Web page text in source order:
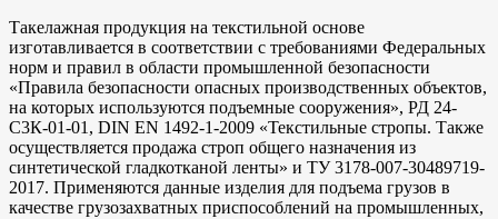
Такелажная продукция на текстильной основе
изготавливается в соответствии с требованиями Федеральных
норм и правил в области промышленной безопасности
«Правила безопасности опасных производственных объектов,
на которых используются подъемные сооружения», РД 24-
С3К-01-01, DIN EN 1492-1-2009 «Текстильные стропы. Также
осуществляется продажа строп общего назначения из
синтетической гладкотканой ленты» и ТУ 3178-007-30489719-
2017. Применяются данные изделия для подъема грузов в
качестве грузозахватных приспособлений на промышленных,